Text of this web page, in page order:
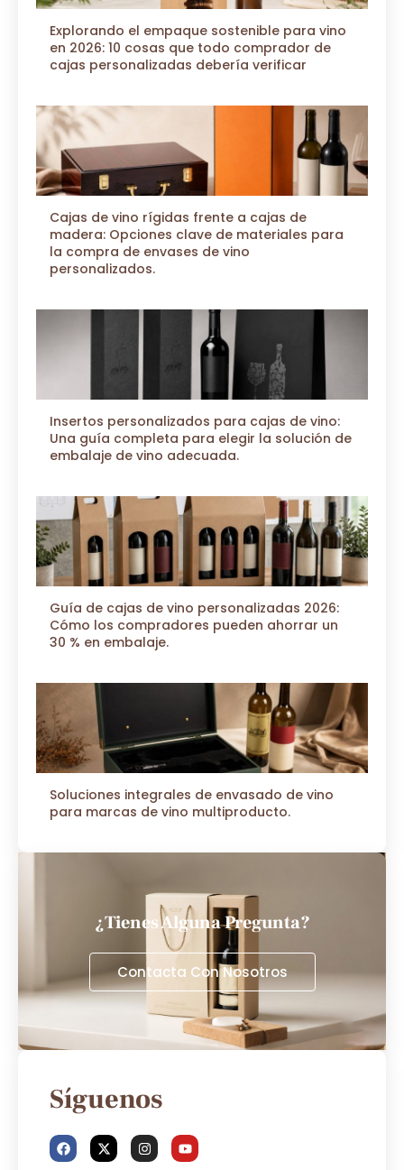
Explorando el empaque sostenible para vino
en 2026: 10 cosas que todo comprador de
cajas personalizadas debería verificar
Cajas de vino rígidas frente a cajas de
madera: Opciones clave de materiales para
la compra de envases de vino
personalizados.
Insertos personalizados para cajas de vino:
Una guía completa para elegir la solución de
embalaje de vino adecuada.
Guía de cajas de vino personalizadas 2026:
Cómo los compradores pueden ahorrar un
30 % en embalaje.
Soluciones integrales de envasado de vino
para marcas de vino multiproducto.
¿Tienes Alguna Pregunta?
Contacta Con Nosotros
Síguenos